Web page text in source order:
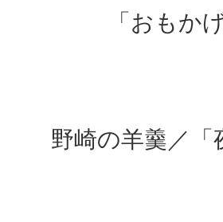
「おもかげ
野崎の羊羹／「